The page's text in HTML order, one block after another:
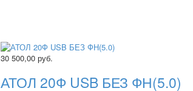
30 500,00 руб.
АТОЛ 20Ф USB БЕЗ ФН(5.0)